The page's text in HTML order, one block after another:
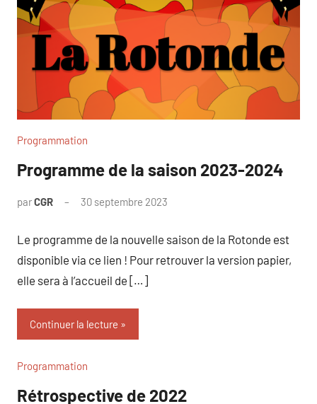
Programmation
Programme de la saison 2023-2024
parCGR 30 septembre 2023
Le programme de la nouvelle saison de la Rotonde est
disponible via ce lien ! Pour retrouver la version papier,
elle sera à l’accueil de […]
Continuer la lecture
Programmation
Rétrospective de 2022